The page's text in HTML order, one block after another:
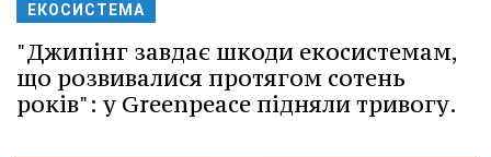
ЕКОСИСТЕМА
"Джипінг завдає шкоди екосистемам,
що розвивалися протягом сотень
років": у Greenpeace підняли тривогу.